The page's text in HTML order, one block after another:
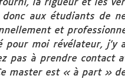
la rigueur et les
donc aux étudiants de
et
pour moi révélateur,
pas à prendre
master est « à part »